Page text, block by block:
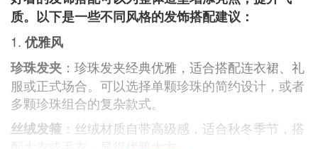
质。以下是一些不同风格的发饰搭配建议：
1. 优雅风
珍珠发夹 ：珍珠发夹经典优雅，适合搭配连衣裙、礼
服或正式场合。可以选择单颗珍珠的简约设计，或者
多颗珍珠组合的复杂款式。
丝绒发箍 ：丝绒材质自带高级感，适合秋冬季节，搭